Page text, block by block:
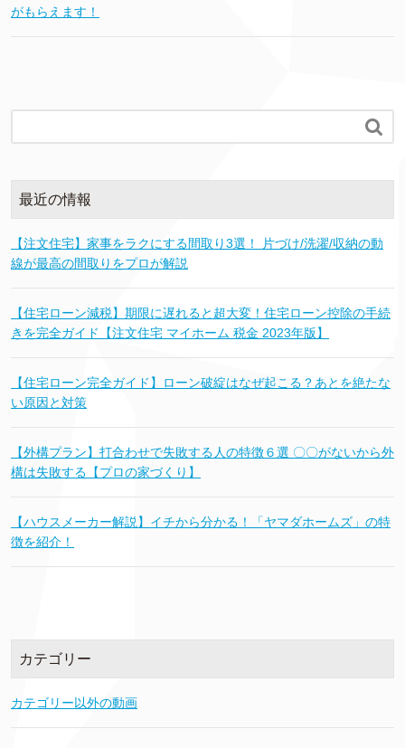
がもらえます！

最近の情報
【注文住宅】家事をラクにする間取り3選！ 片づけ/洗濯/収納の動
線が最高の間取りをプロが解説
【住宅ローン減税】期限に遅れると超大変！住宅ローン控除の手続
きを完全ガイド【注文住宅 マイホーム 税金 2023年版】
【住宅ローン完全ガイド】ローン破綻はなぜ起こる？あとを絶たな
い原因と対策
【外構プラン】打合わせで失敗する人の特徴６選 〇〇がないから外
構は失敗する【プロの家づくり】
【ハウスメーカー解説】イチから分かる！「ヤマダホームズ」の特
徴を紹介！
カテゴリー
カテゴリー以外の動画